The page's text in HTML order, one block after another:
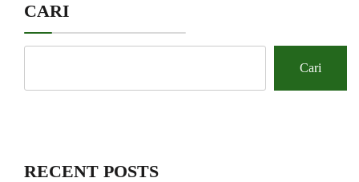
CARI
Cari
RECENT POSTS